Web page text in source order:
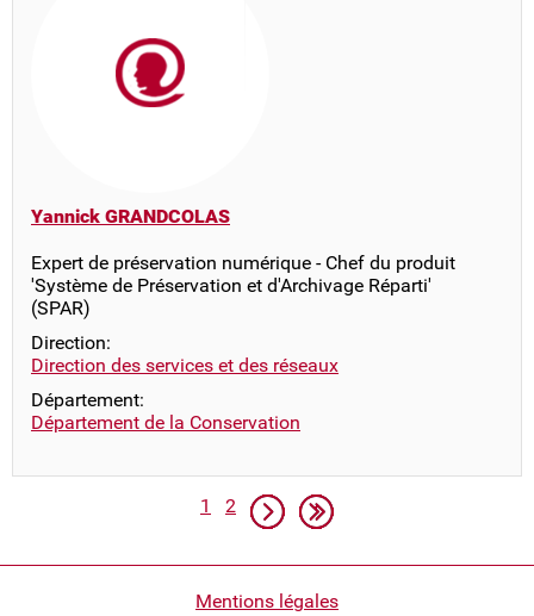
Yannick GRANDCOLAS
Expert de préservation numérique - Chef du produit
'Système de Préservation et d'Archivage Réparti'
(SPAR)
Direction:
Direction des services et des réseaux
Département:
Département de la Conservation
Pagination
Page
1 Page
2 Page suivante
Dernière page
Mentions légales